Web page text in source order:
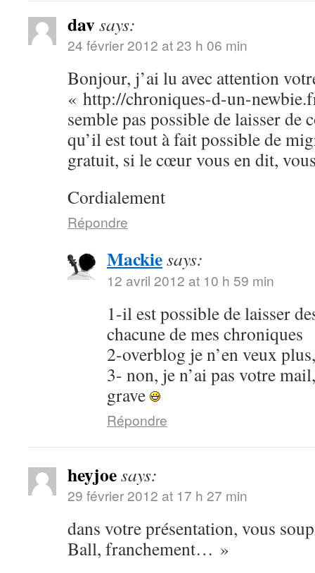
davsays:
24 février 2012 at 23 h 06 min
Bonjour, j’ai lu avec attention
« http://chroniques-d-un-
semble pas possible de laisser de
qu’il est tout à fait possible de
gratuit, si le cœur vous en dit,
Cordialement
Répondre
Mackiesays:
12 avril 2012 at 10 h 59 min
1-il est possible de laisser
chacune de mes chroniques
2-overblog je n’en veux
3- non, je n’ai pas votre
grave
Répondre
heyjoesays:
29 février 2012 at 17 h 27 min
dans votre présentation, vous
Ball, franchement… »